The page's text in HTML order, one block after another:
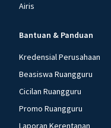
Airis
Bantuan & Panduan
Kredensial Perusahaan
Beasiswa Ruangguru
Cicilan Ruangguru
Promo Ruangguru
Laporan Kerentanan